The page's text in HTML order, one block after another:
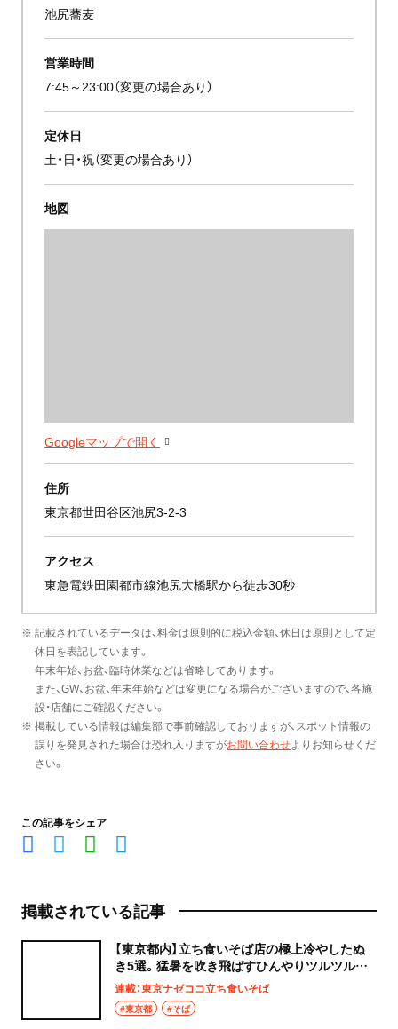
池尻蕎麦
営業時間
7:45～23:00（変更の場合あり）
定休日
土・日・祝（変更の場合あり）
地図
Googleマップで開く
住所
東京都世田谷区池尻3-2-3
アクセス
東急電鉄田園都市線池尻大橋駅から徒歩30秒
※ 記載されているデータは、料金は原則的に税込金額、休日は原則として定
休日を表記しています。
年末年始、お盆、臨時休業などは省略してあります。
また、GW、お盆、年末年始などは変更になる場合がございますので、各施
設・店舗にご確認ください。
※ 掲載している情報は編集部で事前確認しておりますが、スポット情報の
誤りを発見された場合は恐れ入りますがお問い合わせよりお知らせくだ
さい。
この記事をシェア
掲載されている記事
【東京都内】立ち食いそば店の極上冷やしたぬ
き5選。猛暑を吹き飛ばすひんやりツルツルの
快楽！
連載：東京ナゼココ立ち食いそば
#東京都 #そば